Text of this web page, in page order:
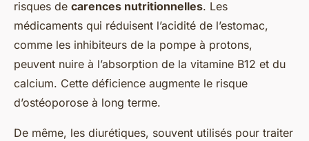
risques de carences nutritionnelles. Les
médicaments qui réduisent l’acidité de l’estomac,
comme les inhibiteurs de la pompe à protons,
peuvent nuire à l’absorption de la vitamine B12 et du
calcium. Cette déficience augmente le risque
d’ostéoporose à long terme.
De même, les diurétiques, souvent utilisés pour traiter